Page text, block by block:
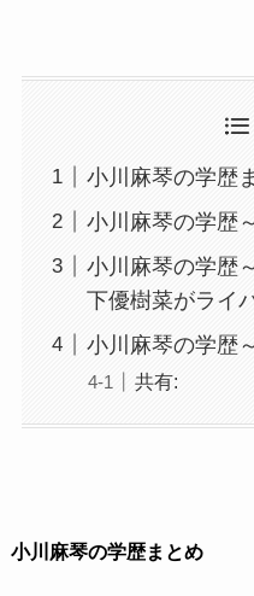
小川麻琴の学歴
小川麻琴の学歴
小川麻琴の学歴
下優樹菜がライ
小川麻琴の学歴
共有:
小川麻琴の学歴まとめ